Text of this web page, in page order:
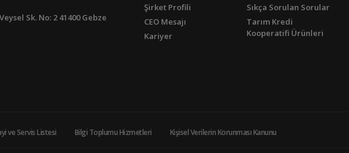
Sk. No: 2 41400 Gebze
Şirket Profili
CEO Mesajı
Kariyer
Sıkça Sorulan Sorular
Tarım Kredi
Kooperatifi Ürünleri
ve Servis Listesi Bilgi Toplumu Hizmetleri Kişisel Verilerin Korunması Kanunu